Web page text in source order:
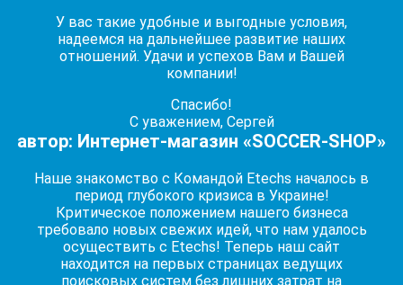
У вас такие удобные и выгодные условия,
надеемся на дальнейшее развитие наших
отношений. Удачи и успехов Вам и Вашей
компании!
Спасибо!
С уважением, Сергей
автор: Интернет-магазин «SOCCER-SHOP»
Наше знакомство с Командой Etechs началось в
период глубокого кризиса в Украине!
Критическое положением нашего бизнеса
требовало новых свежих идей, что нам удалось
осуществить с Etechs! Теперь наш сайт
находится на первых страницах ведущих
поисковых систем без лишних затрат на